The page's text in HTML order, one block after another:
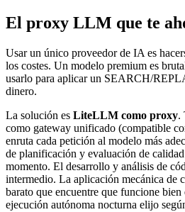
El proxy LLM que te
Usar un único proveedor de IA es
los costes. Un modelo premium es
usarlo para aplicar un SEARCH/
dinero.
La solución es LiteLLM como proxy.
como gateway unificado (compatible
enruta cada petición al modelo más
de planificación y evaluación de
momento. El desarrollo y análisis de
intermedio. La aplicación mecánica de
barato que encuentre que funcione
ejecución autónoma nocturna elijo